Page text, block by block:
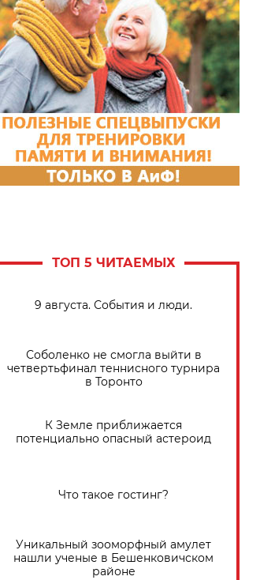
ТОП 5 ЧИТАЕМЫХ
9 августа. События и люди.
Соболенко не смогла выйти в
четвертьфинал теннисного турнира
в Торонто
К Земле приближается
потенциально опасный астероид
Что такое гостинг?
Уникальный зооморфный амулет
нашли ученые в Бешенковичском
районе